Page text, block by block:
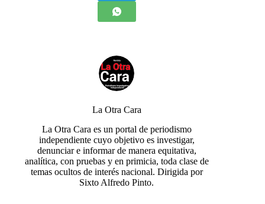
La Otra Cara
La Otra Cara es un portal de periodismo
independiente cuyo objetivo es investigar,
denunciar e informar de manera equitativa,
analítica, con pruebas y en primicia, toda clase de
temas ocultos de interés nacional. Dirigida por
Sixto Alfredo Pinto.